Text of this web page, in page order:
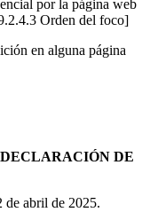
por la página web
Orden del foco]
en alguna página
DE
de abril de 2025.